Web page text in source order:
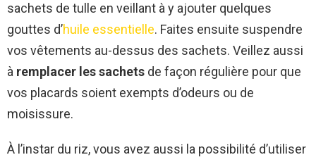
sachets de tulle en veillant à y ajouter quelques
gouttes d’huile essentielle. Faites ensuite suspendre
vos vêtements au-dessus des sachets. Veillez aussi
à remplacer les sachets de façon régulière pour que
vos placards soient exempts d’odeurs ou de
moisissure.
À l’instar du riz, vous avez aussi la possibilité d’utiliser